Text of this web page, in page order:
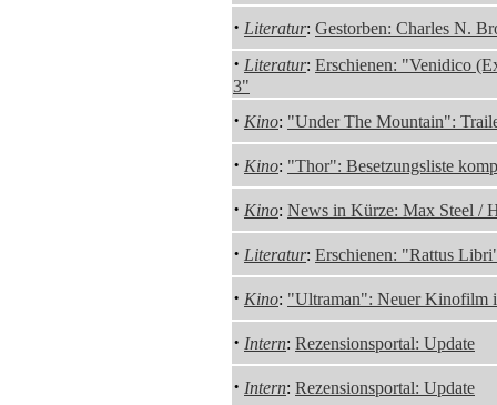
· Literatur: Gestorben: Charles N.
· Literatur: Erschienen: "Venidico
3"
· Kino: "Under The Mountain":
· Kino: "Thor": Besetzungsliste
· Kino: News in Kürze: Max Steel /
· Literatur: Erschienen: "Rattus
· Kino: "Ultraman": Neuer Kinofilm
· Intern: Rezensionsportal: Update
· Intern: Rezensionsportal: Update